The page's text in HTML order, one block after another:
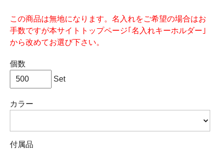
この商品は無地になります。名入れをご希望の場合はお
手数ですが本サイトトップページ｢名入れキーホルダー｣
から改めてお選び下さい。
個数
Set
カラー
付属品